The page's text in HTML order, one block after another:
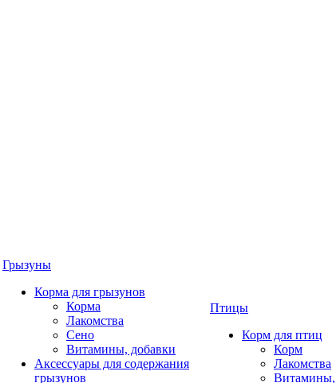
Грызуны
Корма для грызунов
Корма
Лакомства
Сено
Витамины, добавки
Аксессуары для содержания
грызунов
Птицы
Корм для птиц
Корм
Лакомства
Витамины,